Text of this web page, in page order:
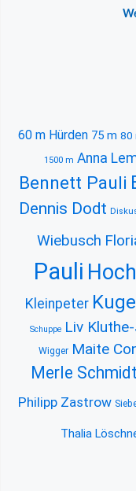
60 m Hürden 75 m 80
1500 m Anna
Bennett Pauli
Dennis Dodt
Wiebusch
Pauli
Kleinpeter
Schuppe Liv
Wigger Maite
Merle Schmidt
Philipp Zastrow
Thalia